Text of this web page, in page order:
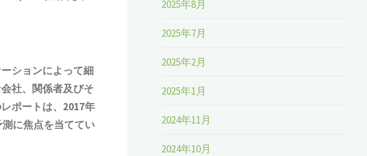
ションによって細
社、関係者及びそ
ポートは、2017年
に焦点を当ててい
2025年8月
2025年7月
2025年2月
2025年1月
2024年11月
2024年10月